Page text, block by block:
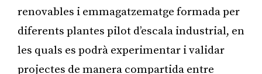
renovables i emmagatzematge formada per
diferents plantes pilot d’escala industrial, en
les quals es podrà experimentar i validar
projectes de manera compartida entre